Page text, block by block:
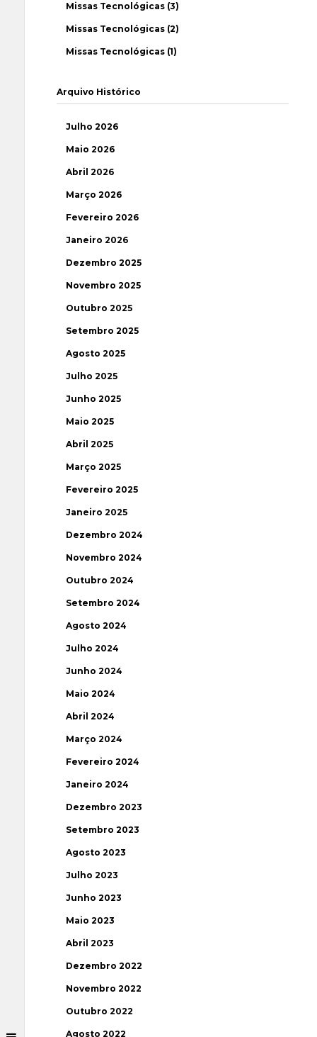
Missas Tecnológicas (3)
Missas Tecnológicas (2)
Missas Tecnológicas (1)
Arquivo Histórico
Julho 2026
Maio 2026
Abril 2026
Março 2026
Fevereiro 2026
Janeiro 2026
Dezembro 2025
Novembro 2025
Outubro 2025
Setembro 2025
Agosto 2025
Julho 2025
Junho 2025
Maio 2025
Abril 2025
Março 2025
Fevereiro 2025
Janeiro 2025
Dezembro 2024
Novembro 2024
Outubro 2024
Setembro 2024
Agosto 2024
Julho 2024
Junho 2024
Maio 2024
Abril 2024
Março 2024
Fevereiro 2024
Janeiro 2024
Dezembro 2023
Setembro 2023
Agosto 2023
Julho 2023
Junho 2023
Maio 2023
Abril 2023
Dezembro 2022
Novembro 2022
Outubro 2022
Agosto 2022